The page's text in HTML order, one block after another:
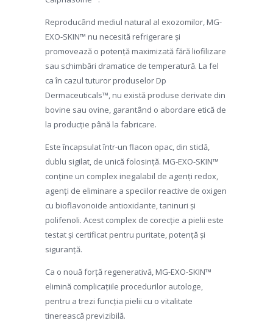
Reproducând mediul natural al exozomilor, MG-
EXO-SKIN™ nu necesită refrigerare și
promovează o potență maximizată fără liofilizare
sau schimbări dramatice de temperatură. La fel
ca în cazul tuturor produselor Dp
Dermaceuticals™, nu există produse derivate din
bovine sau ovine, garantând o abordare etică de
la producție până la fabricare.
Este încapsulat într-un flacon opac, din sticlă,
dublu sigilat, de unică folosință. MG-EXO-SKIN™
conține un complex inegalabil de agenți redox,
agenți de eliminare a speciilor reactive de oxigen
cu bioflavonoide antioxidante, taninuri și
polifenoli. Acest complex de corecție a pielii este
testat și certificat pentru puritate, potență și
siguranță.
Ca o nouă forță regenerativă, MG-EXO-SKIN™
elimină complicațiile procedurilor autologe,
pentru a trezi funcția pielii cu o vitalitate
tinerească previzibilă.